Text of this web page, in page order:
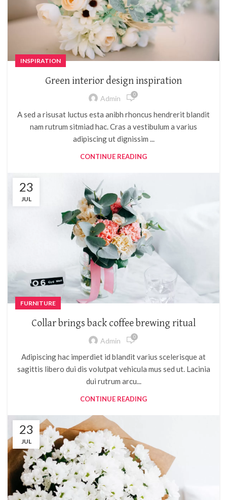
INSPIRATION
Green interior design inspiration
Admin 0
A sed a risusat luctus esta anibh rhoncus hendrerit blandit
nam rutrum sitmiad hac. Cras a vestibulum a varius
adipiscing ut dignissim ...
CONTINUE READING
23
JUL
FURNITURE
Collar brings back coffee brewing ritual
Admin 0
Adipiscing hac imperdiet id blandit varius scelerisque at
sagittis libero dui dis volutpat vehicula mus sed ut. Lacinia
dui rutrum arcu...
CONTINUE READING
23
JUL